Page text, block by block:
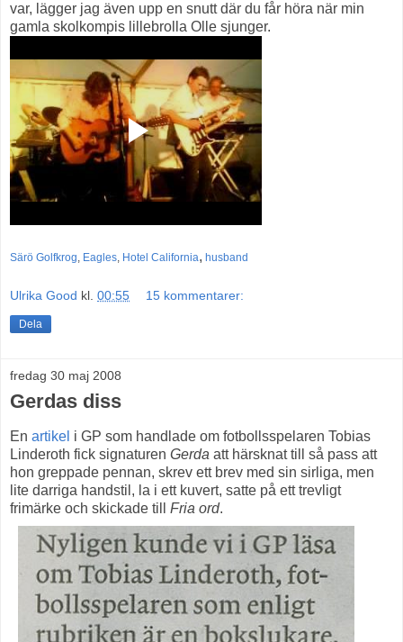
var, lägger jag även upp en snutt där du får höra när min
gamla skolkompis lillebrolla Olle sjunger.
Särö Golfkrog, Eagles, Hotel California, husband
Ulrika Good kl. 00:55 15 kommentarer:
Dela
fredag 30 maj 2008
Gerdas diss
En artikel i GP som handlade om fotbollsspelaren Tobias
Linderoth fick signaturen Gerda att härsknat till så pass att
hon greppade pennan, skrev ett brev med sin sirliga, men
lite darriga handstil, la i ett kuvert, satte på ett trevligt
frimärke och skickade till Fria ord.